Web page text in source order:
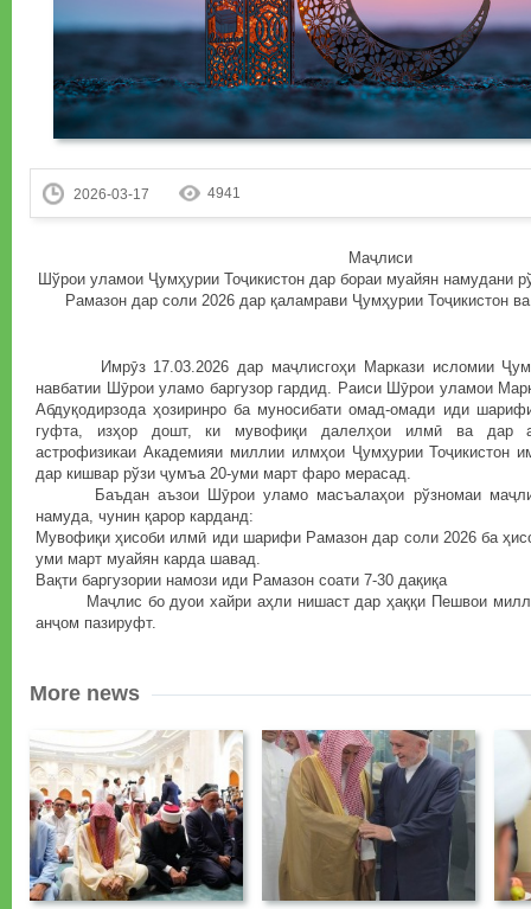
2026-03-17 4941
Маҷлиси
Шўрои уламои Ҷумҳурии Тоҷикистон дар бораи муайян намудани
Рамазон дар соли 2026 дар қаламрави Ҷумҳурии Тоҷикистон
Имрӯз 17.03.2026 дар маҷлисгоҳи Маркази исломии
навбатии Шӯрои уламо баргузор гардид. Раиси Шӯрои уламои
Абдуқодирзода ҳозиринро ба муносибати омад-омади иди
гуфта, изҳор дошт, ки мувофиқи далелҳои илмӣ ва дар
астрофизикаи Академияи миллии илмҳои Ҷумҳурии Тоҷикистон
дар кишвар рўзи ҷумъа 20-уми март фаро мерасад.
Баъдан аъзои Шӯрои уламо масъалаҳои рўзномаи
намуда, чунин қарор карданд:
Мувофиқи ҳисоби илмӣ иди шарифи Рамазон дар соли 2026 ба
уми март муайян карда шавад.
Вақти баргузории намози иди Рамазон соати 7-30 дақиқа
Маҷлис бо дуои хайри аҳли нишаст дар ҳаққи Пешвои
анҷом пазируфт.
More news